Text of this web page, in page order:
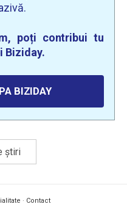
poți contribui tu
Biziday.
BIZIDAY
știri
· Contact